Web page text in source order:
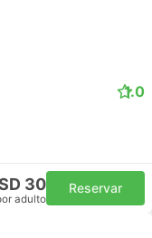
1.0
30
adulto
Reservar